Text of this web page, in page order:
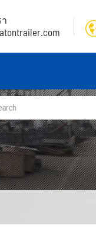
English
français
Deutsch